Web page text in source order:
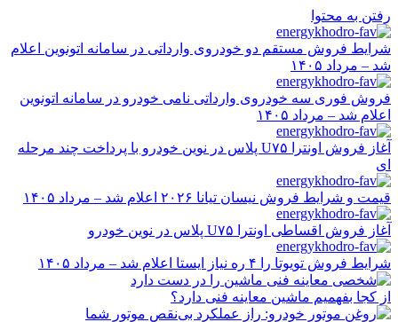
رفتن به محتوا
شرایط فروش مستقم دو خودروی وارداتی در سامانه اتونوین اعلام
شد – مرداد ۱۴۰۵
فروش فوری سه خودروی وارداتی نامی خودرو در سامانه اتونوین
اعلام شد – مرداد ۱۴۰۵
آغاز فروش اونترا U۷۵ پلاس در نوین خودرو با پرداخت چند مرحله
ای
قیمت و شرایط فروش نیسان تیانا ۲۰۲۶ اعلام شد – مرداد ۱۴۰۵
آغاز فروش اقساطی اونترا U۷۵ پلاس در نوین خودرو
شرایط فروش تویوتا را ۴ ره نیاز ایستا اعلام شد – مرداد ۱۴۰۵
از کجا بفهمیم ماشین معاینه فنی دارد؟